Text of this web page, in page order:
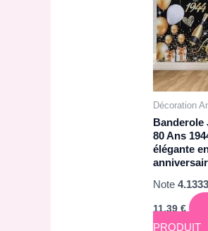
Décoration
Banderole
80 Ans
élégante
Note
11,39€
PRODUIT